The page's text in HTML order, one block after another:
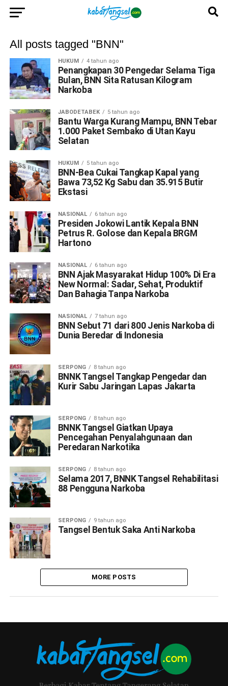
All posts tagged "BNN"
HUKUM 4 tahun ago
Penangkapan 30 Pengedar Selama Tiga
Bulan, BNN Sita Ratusan Kilogram
Narkoba
JABODETABEK 5 tahun ago
Bantu Warga Kurang Mampu, BNN Tebar
1.000 Paket Sembako di Utan Kayu
Selatan
HUKUM 5 tahun ago
BNN-Bea Cukai Tangkap Kapal yang
Bawa 73,52 Kg Sabu dan 35.915 Butir
Ekstasi
NASIONAL 6 tahun ago
Presiden Jokowi Lantik Kepala BNN
Petrus R. Golose dan Kepala BRGM
Hartono
NASIONAL 6 tahun ago
BNN Ajak Masyarakat Hidup 100% Di Era
New Normal: Sadar, Sehat, Produktif
Dan Bahagia Tanpa Narkoba
NASIONAL 7 tahun ago
BNN Sebut 71 dari 800 Jenis Narkoba di
Dunia Beredar di Indonesia
SERPONG 8 tahun ago
BNNK Tangsel Tangkap Pengedar dan
Kurir Sabu Jaringan Lapas Jakarta
SERPONG 8 tahun ago
BNNK Tangsel Giatkan Upaya
Pencegahan Penyalahgunaan dan
Peredaran Narkotika
SERPONG 8 tahun ago
Selama 2017, BNNK Tangsel Rehabilitasi
88 Pengguna Narkoba
SERPONG 9 tahun ago
Tangsel Bentuk Saka Anti Narkoba
MORE POSTS